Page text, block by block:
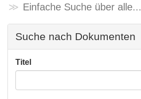
Einfache Suche über alle...
Suche nach Dokumenten
Titel